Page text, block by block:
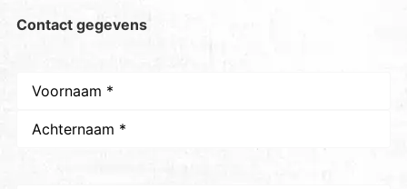
Contact gegevens
Naam